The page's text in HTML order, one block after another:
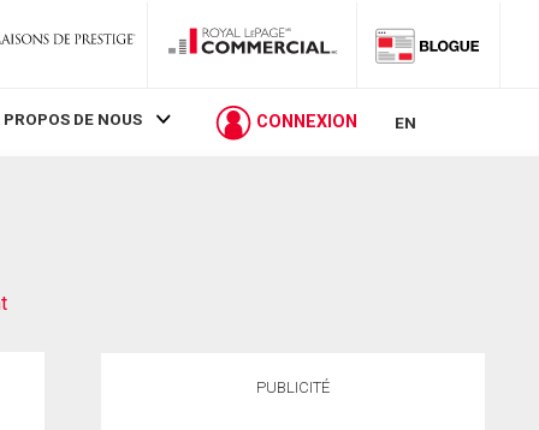
PROPOS DE NOUS CONNEXION EN
PUBLICITÉ